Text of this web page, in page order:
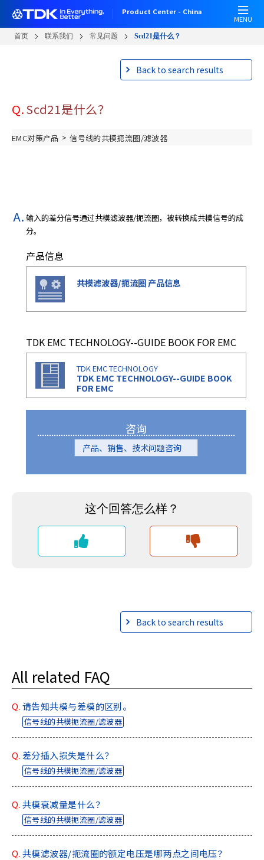
Product Center - China
MENU
首页 联系我们 常见问题 Scd21是什么？
Back to search results
Q.Scd21是什么？
EMC对策产品 > 信号线的共模扼流圈/滤波器
输入的差分信号通过共模滤波器/扼流圈，被转换成共模信号的成
分。
产品信息
共模滤波器/扼流圈 产品信息
TDK EMC TECHNOLOGY--GUIDE BOOK FOR EMC
TDK EMC TECHNOLOGY
TDK EMC TECHNOLOGY--GUIDE BOOK
FOR EMC
咨询
产品、销售、技术问题咨询
Back to search results
All related FAQ
Q. 请告知共模与差模的区别。
信号线的共模扼流圈/滤波器
Q. 差分插入损失是什么？
信号线的共模扼流圈/滤波器
Q. 共模衰减量是什么？
信号线的共模扼流圈/滤波器
Q. 共模滤波器/扼流圈的额定电压是哪两点之间电压？